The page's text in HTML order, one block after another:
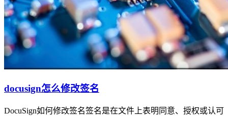
docusign怎么修改签名
DocuSign如何修改签名签名是在文件上表明同意、授权或认可